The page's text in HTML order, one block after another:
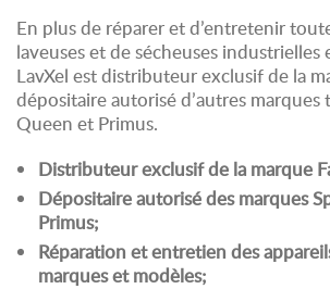
En plus de réparer et d’entretenir
laveuses et de sécheuses industrielles
LavXel est distributeur exclusif de la
dépositaire autorisé d’autres marques
Queen et Primus.
Distributeur exclusif de la marque
Dépositaire autorisé des marques
Primus;
Réparation et entretien des
marques et modèles;